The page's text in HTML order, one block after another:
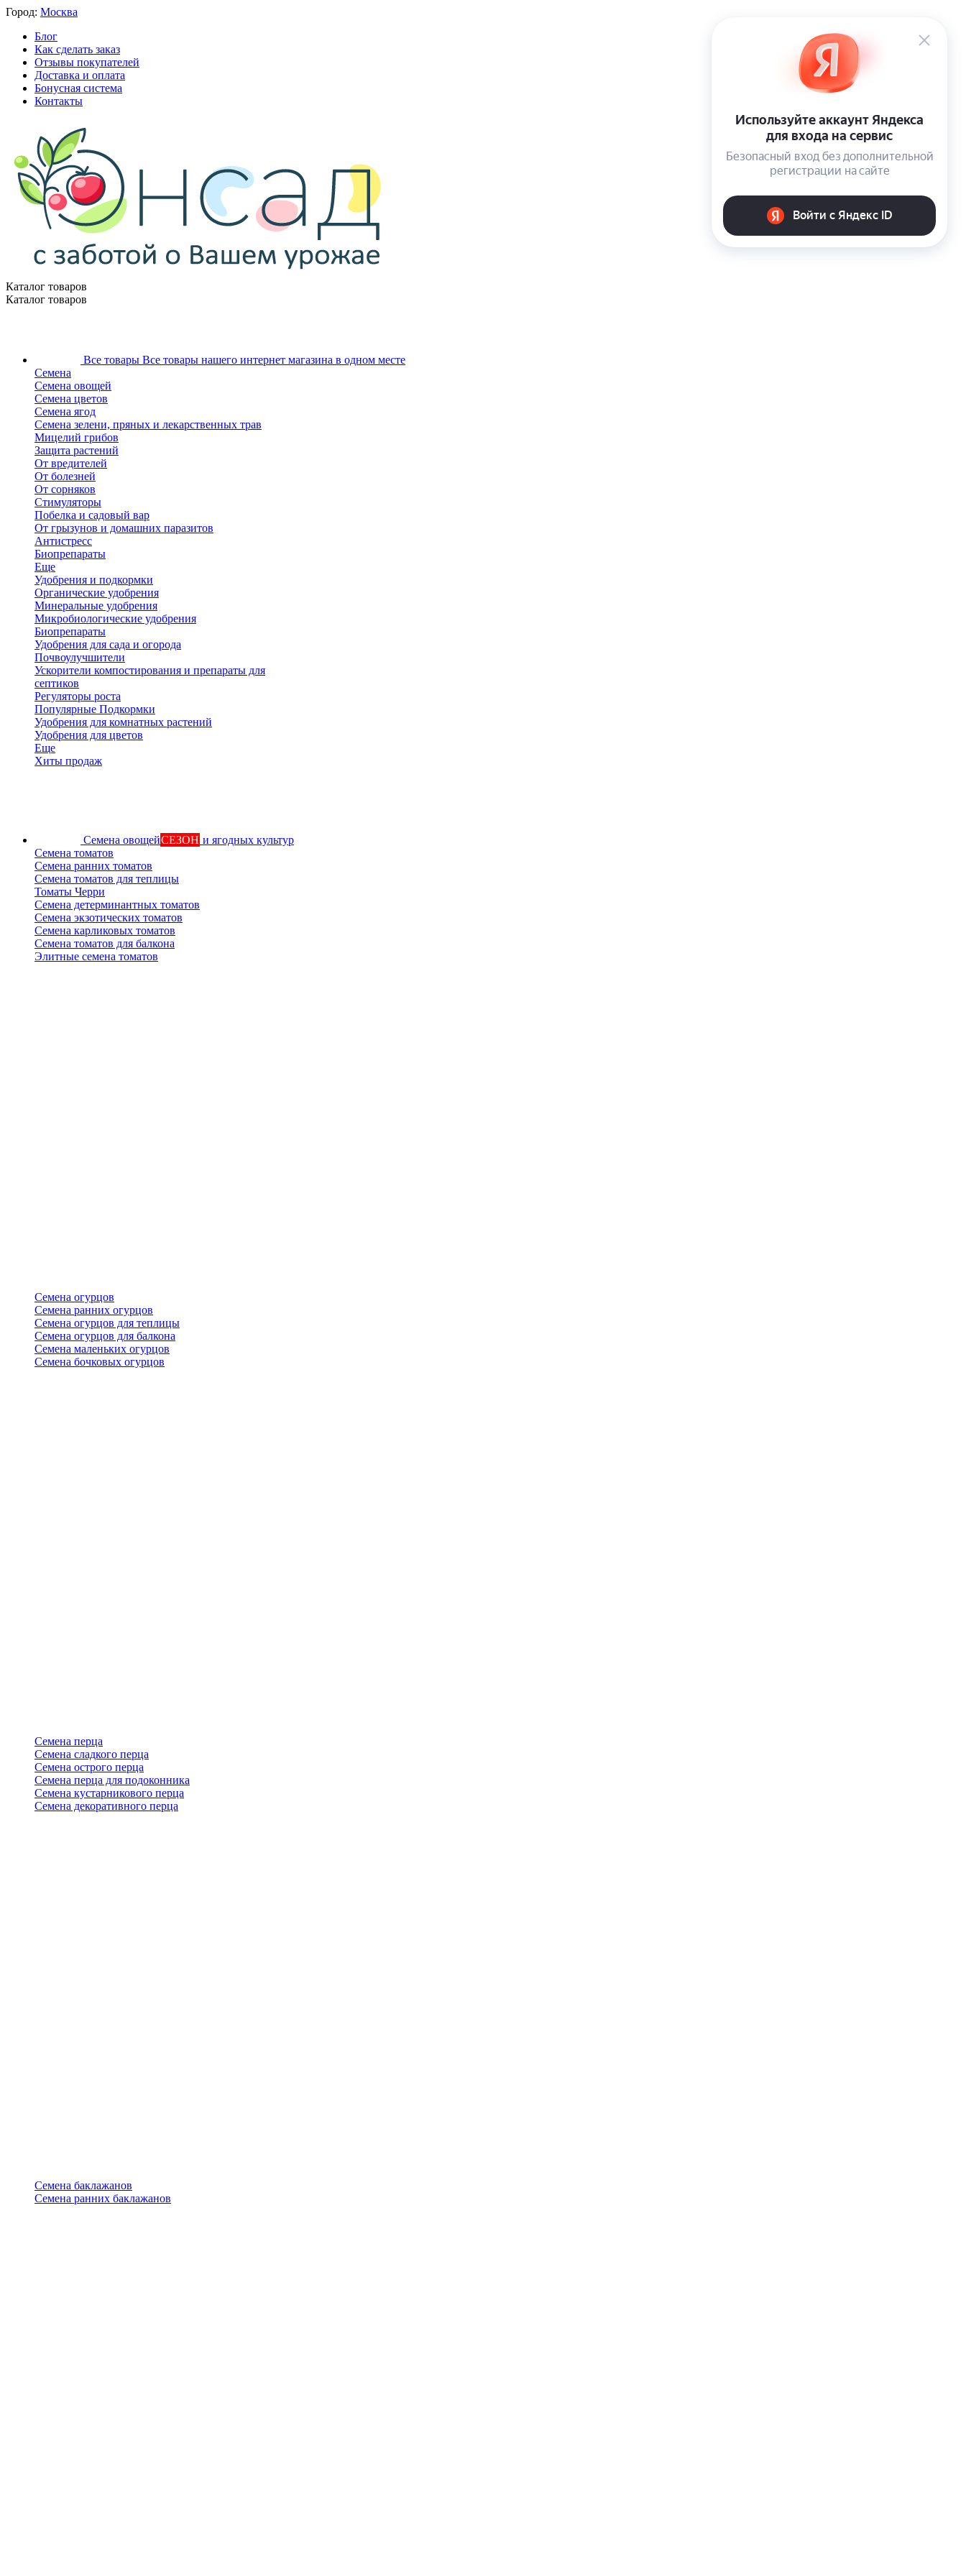
Город: Москва
Блог
Как сделать заказ
Отзывы покупателей
Доставка и оплата
Бонусная система
Контакты
Каталог товаров
Каталог товаров
Все товары Все товары нашего интернет магазина в одном месте
Семена
Семена овощей
Семена цветов
Семена ягод
Семена зелени, пряных и лекарственных трав
Мицелий грибов
Защита растений
От вредителей
От болезней
От сорняков
Стимуляторы
Побелка и садовый вар
От грызунов и домашних паразитов
Антистресс
Биопрепараты
Еще
Удобрения и подкормки
Органические удобрения
Минеральные удобрения
Микробиологические удобрения
Биопрепараты
Удобрения для сада и огорода
Почвоулучшители
Ускорители компостирования и препараты для
септиков
Регуляторы роста
Популярные Подкормки
Удобрения для комнатных растений
Удобрения для цветов
Еще
Хиты продаж
Семена овощейСЕЗОН и ягодных культур
Семена томатов
Семена ранних томатов
Семена томатов для теплицы
Томаты Черри
Семена детерминантных томатов
Семена экзотических томатов
Семена карликовых томатов
Семена томатов для балкона
Элитные семена томатов
Семена огурцов
Семена ранних огурцов
Семена огурцов для теплицы
Семена огурцов для балкона
Семена маленьких огурцов
Семена бочковых огурцов
Семена перца
Семена сладкого перца
Семена острого перца
Семена перца для подоконника
Семена кустарникового перца
Семена декоративного перца
Семена баклажанов
Семена ранних баклажанов